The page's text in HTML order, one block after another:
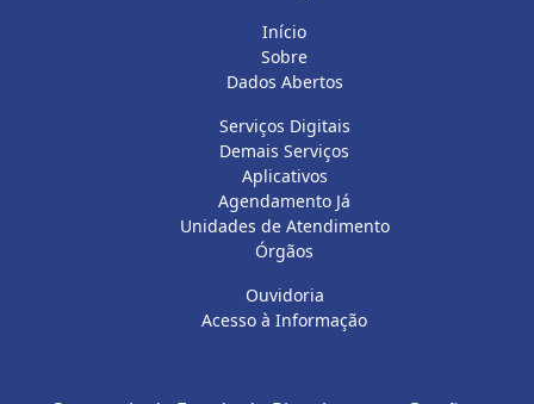
Início
Sobre
Dados Abertos
Serviços Digitais
Demais Serviços
Aplicativos
Agendamento Já
Unidades de Atendimento
Órgãos
Ouvidoria
Acesso à Informação